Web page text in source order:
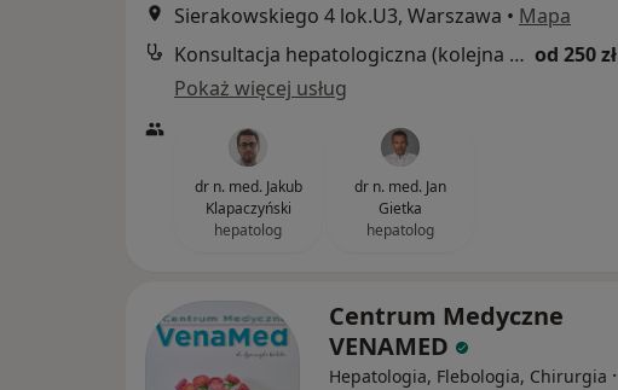
Sierakowskiego 4 lok.U3, Warszawa • Mapa
Konsultacja hepatologiczna (kolejna wizyta) od 250 zł
Pokaż więcej usług
dr n. med. Jakub
Klapaczyński
hepatolog
dr n. med. Jan
Gietka
hepatolog
Centrum Medyczne
VENAMED
Hepatologia, Flebologia, Chirurgia ·